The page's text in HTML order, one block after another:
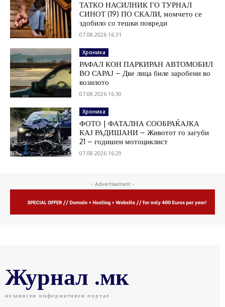
ТАТКО НАСИЛНИК ГО ТУРНАЛ
СИНОТ (19) ПО СКАЛИ, момчето се
здобило со тешки повреди
07.08.2026 16:31
Хроника
РАФАЛ КОН ПАРКИРАН АВТОМОБИЛ
ВО САРАЈ – Две лица биле заробени во
возилото
07.08.2026 16:30
Хроника
ФОТО | ФАТАЛНА СООБРАЌАЈКА
КАЈ РАДИШАНИ – Животот го загуби
21 – годишен мотоциклист
07.08.2026 16:29
- Advertisement -
Журнал .мк
независен информативен портал